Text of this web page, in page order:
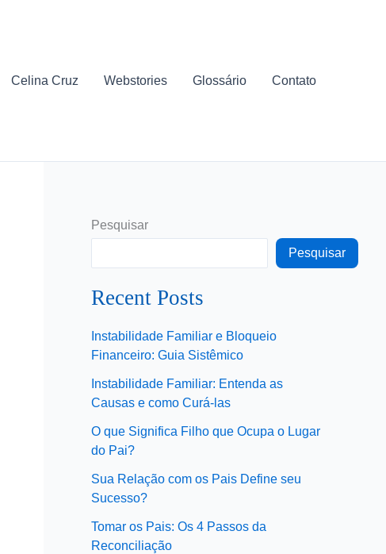
Celina Cruz Webstories Glossário Contato
Pesquisar
Pesquisar
Recent Posts
Instabilidade Familiar e Bloqueio
Financeiro: Guia Sistêmico
Instabilidade Familiar: Entenda as
Causas e como Curá-las
O que Significa Filho que Ocupa o Lugar
do Pai?
Sua Relação com os Pais Define seu
Sucesso?
Tomar os Pais: Os 4 Passos da
Reconciliação